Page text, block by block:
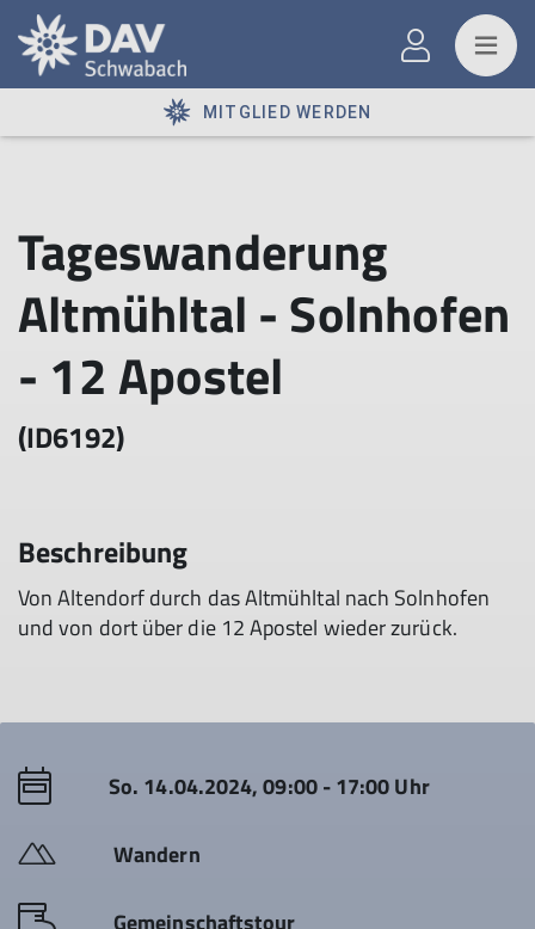
MITGLIED WERDEN
Tageswanderung
Altmühltal - Solnhofen
- 12 Apostel
(ID6192)
Beschreibung
Von Altendorf durch das Altmühltal nach Solnhofen
und von dort über die 12 Apostel wieder zurück.
So. 14.04.2024, 09:00 - 17:00 Uhr
Wandern
Gemeinschaftstour